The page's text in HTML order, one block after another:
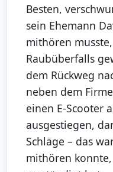
Besten,
sein Ehemann
mithören
Raubüberfalls
dem Rückweg
neben dem
einen E-Scooter
ausgestiegen,
Schläge – das
mithören